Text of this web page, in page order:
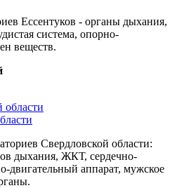
Ессентуков - органы дыхания,
система, опорно-
веществ.
Свердловской области:
дыхания, ЖКТ, сердечно-
двигательный аппарат, мужское